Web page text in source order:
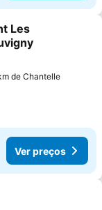
favoritos
Les
de Chantelle
Ver preços
favoritos